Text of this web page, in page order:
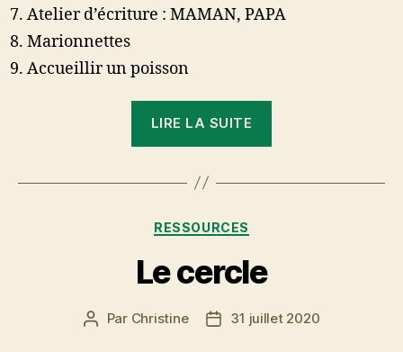
Atelier d’écriture : MAMAN, PAPA
Marionnettes
Accueillir un poisson
LIRE LA SUITE
Catégories
RESSOURCES
Le cercle
Auteur
Par Christine
Date31 juillet 2020